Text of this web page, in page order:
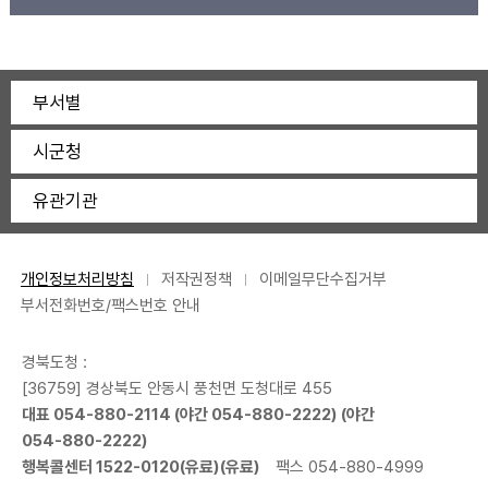
부서별
시군청
유관기관
개인정보처리방침 저작권정책
이메일무단수집거부
부서전화번호/팩스번호 안내
경북도청 :
[36759] 경상북도 안동시 풍천면 도청대로 455
대표 054-880-2114 (야간 054-880-2222) (야간
054-880-2222)
행복콜센터 1522-0120(유료)(유료) 팩스 054-880-4999